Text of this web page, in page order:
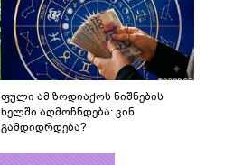
ფული ამ ზოდიაქოს ნიშნების
ხელში აღმოჩნდება: ვინ
გამდიდრდება?